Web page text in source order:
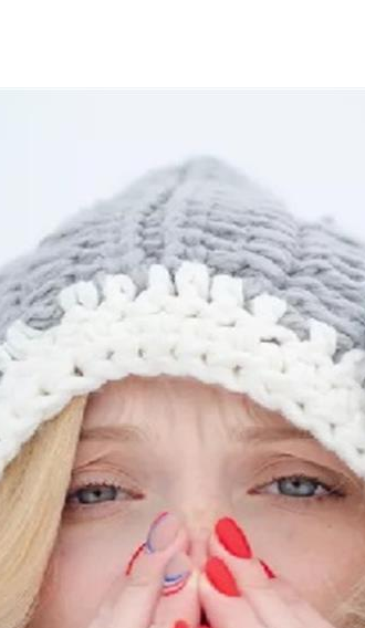
لأن الأعراض تزداد سوءًا مع انخفاض
للسيطرة على الأعراض، مع ضرورة